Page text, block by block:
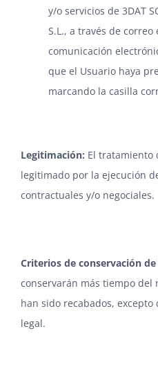
y/o servicios de 3DAT
S.L., a través de
comunicación
que el Usuario haya
marcando la casilla
Legitimación: El tratamiento
legitimado por la ejecución
contractuales y/o negociales.
Criterios de conservación
conservarán más tiempo del
han sido recabados,
legal.